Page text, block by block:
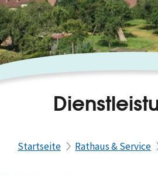
Startseite Rathaus & Service